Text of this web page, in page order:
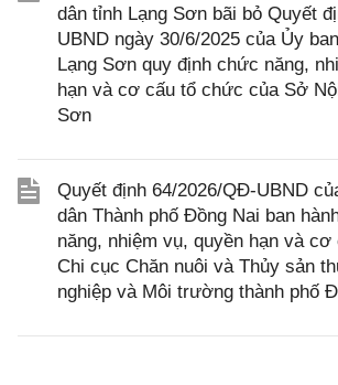
dân tỉnh Lạng Sơn bãi bỏ Quyết
UBND ngày 30/6/2025 của Ủy
Lạng Sơn quy định chức năng,
hạn và cơ cấu tổ chức của Sở
Sơn
Quyết định 64/2026/QĐ-UBND
dân Thành phố Đồng Nai ban
năng, nhiệm vụ, quyền hạn và
Chi cục Chăn nuôi và Thủy sản
nghiệp và Môi trường thành phố